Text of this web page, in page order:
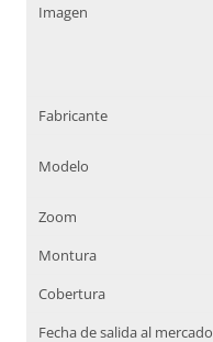
Imagen
Fabricante
Modelo
Zoom
Montura
Cobertura
Fecha de salida al mercado